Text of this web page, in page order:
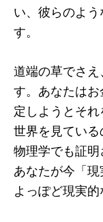
い、彼らのよ
す。
道端の草でさ
す。あなたは
定しようとそ
世界を見てい
物理学でも証明
あなたが今「
よっぽど現実的